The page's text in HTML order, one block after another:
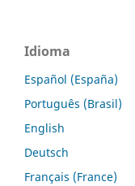
Idioma
Español (España)
Português (Brasil)
English
Deutsch
Français (France)